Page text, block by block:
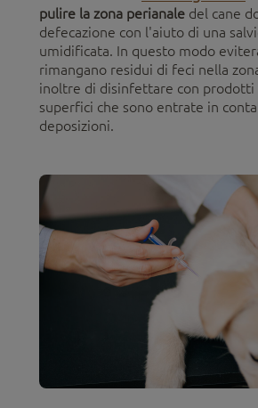
pulire la zona perianale del cane
defecazione con l'aiuto di una
umidificata. In questo modo
rimangano residui di feci nella
inoltre di disinfettare con prodotti
superfici che sono entrate in
deposizioni.